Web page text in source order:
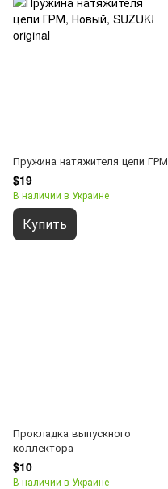
Пружина натяжителя цепи ГРМ
$19
В наличии в Украине
Купить
Прокладка выпускного
коллектора
$10
В наличии в Украине